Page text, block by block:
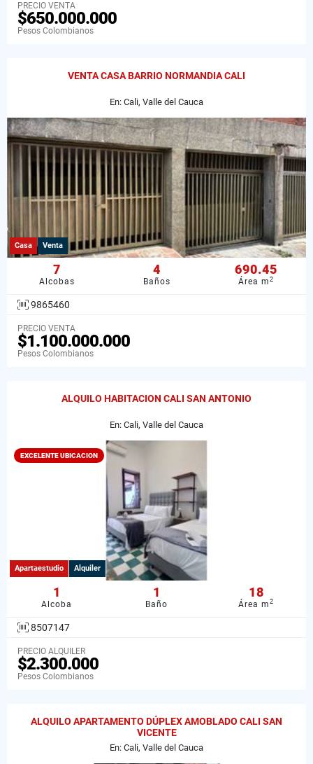
PRECIO VENTA
$650.000.000
Pesos Colombianos
VENTA CASA BARRIO NORMANDIA CALI
En: Cali, Valle del Cauca
Casa Venta
7
Alcobas
4
Baños
690.45
Área m2
9865460
PRECIO VENTA
$1.100.000.000
Pesos Colombianos
ALQUILO HABITACION CALI SAN ANTONIO
En: Cali, Valle del Cauca
EXCELENTE UBICACION
Apartaestudio Alquiler
1
Alcoba
1
Baño
18
Área m2
8507147
PRECIO ALQUILER
$2.300.000
Pesos Colombianos
ALQUILO APARTAMENTO DÚPLEX AMOBLADO CALI SAN
VICENTE
En: Cali, Valle del Cauca